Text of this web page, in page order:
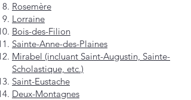
Rosemère
Lorraine
Bois-des-Filion
Sainte-Anne-des-Plaines
Mirabel (incluant Saint-Augustin, Sainte-
Scholastique, etc.)
Saint-Eustache
Deux-Montagnes